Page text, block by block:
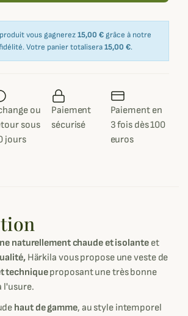
vous gagnerez15,00 € grâce à notre
Votre panier totalisera15,00 €.
ou
sous
jours
Paiement
sécurisé
Paiement en
3 fois dès 100
euros
naturellement chaude et isolanteet
Härkila vous propose une veste de
techniqueproposant une très bonne
l'usure.
haut de gamme, au style intemporel